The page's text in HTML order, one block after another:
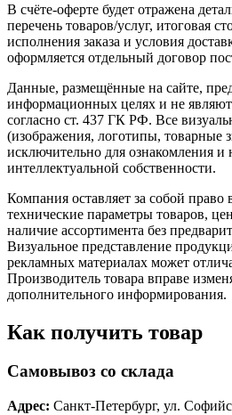
В счёте-оферте будет отражена
перечень товаров/услуг, итоговая
исполнения заказа и условия
оформляется отдельный договор
Данные, размещённые на сайте,
информационных целях и не
согласно ст. 437 ГК РФ. Все
(изображения, логотипы, товарные
исключительно для ознакомления и
интеллектуальной собственности.
Компания оставляет за собой право
технические параметры товаров,
наличие ассортимента без
Визуальное представление
рекламных материалах может
Производитель товара вправе
дополнительного информирования.
Как получить товар
Самовывоз со склада
Адрес: Санкт-Петербург, ул.